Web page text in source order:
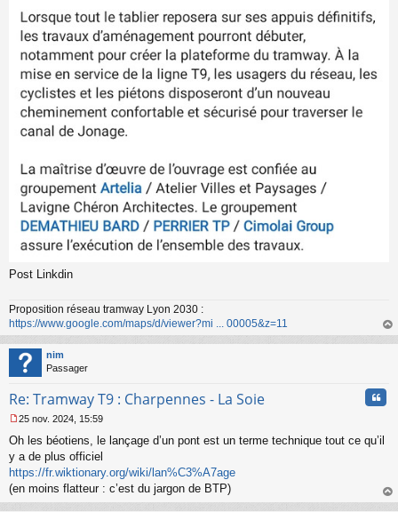
Post Linkdin
Proposition réseau tramway Lyon 2030 :
https://www.google.com/maps/d/viewer?mi ... 00005&z=11
au
nim
Passager
Re: Tramway T9 : Charpennes - La Soie
e
s
s
a
g
25 nov. 2024, 15:59
Oh les béotiens, le lançage d’un pont est un terme technique tout ce qu’il
y a de plus officiel
https://fr.wiktionary.org/wiki/lan%C3%A7age
(en moins flatteur : c’est du jargon de BTP)
au